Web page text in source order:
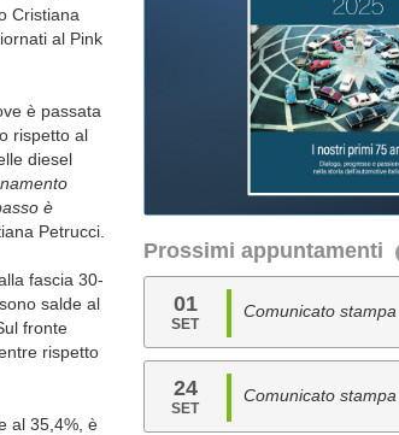
Cristiana
al Pink
è passata
rispetto al
diesel
è
Petrucci.
fascia 30-
salde al
fronte
rispetto
al 35,4%, è
Prossimi appuntamenti
01
SET
Comunicato
24
SET
Comunicato